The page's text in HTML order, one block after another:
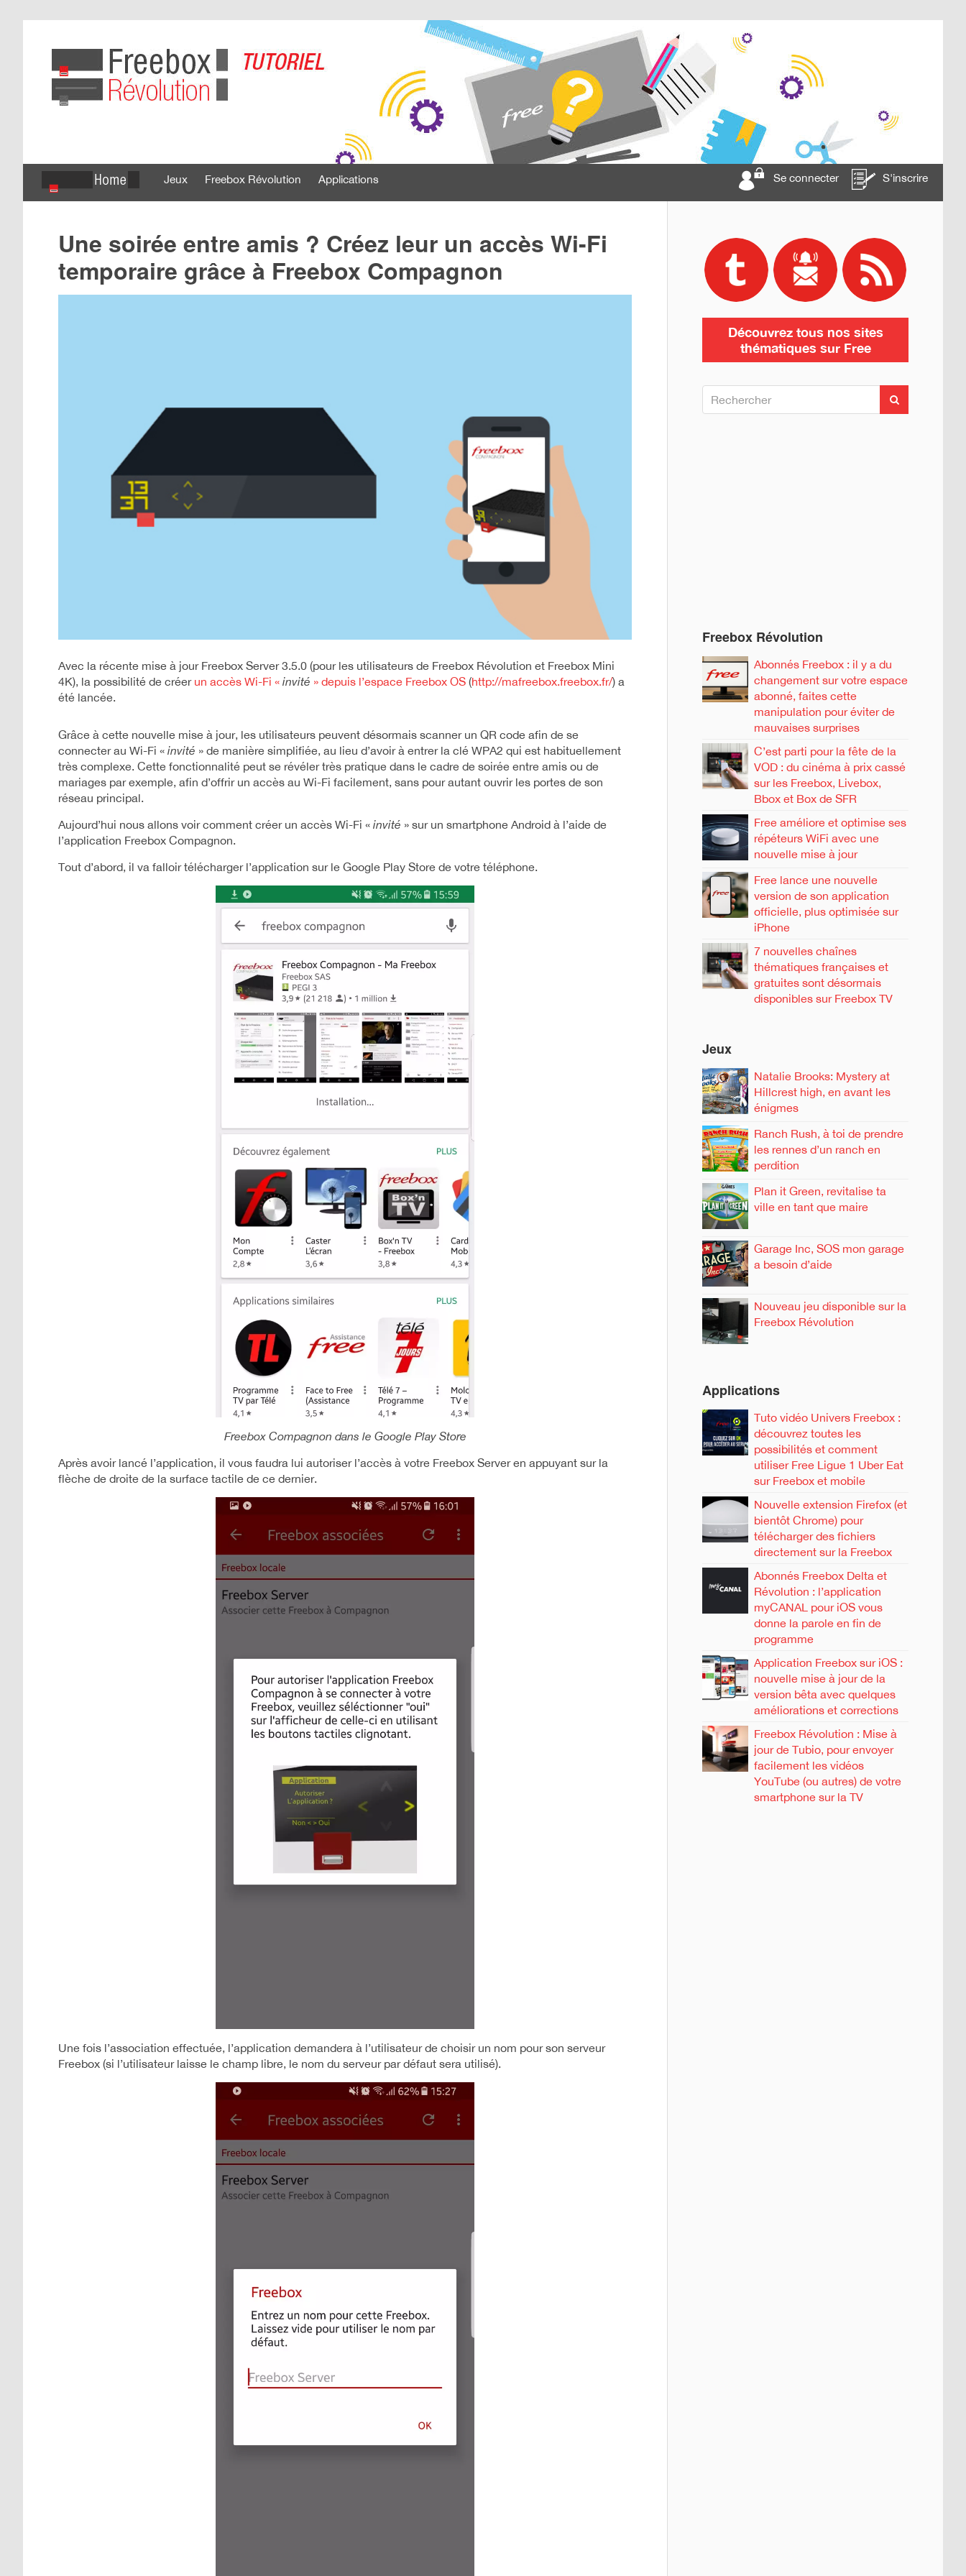
Jeux Freebox Révolution Applications Se connecter S'inscrire
Une soirée entre amis ? Créez leur un accès Wi-Fi
temporaire grâce à Freebox Compagnon
Avec la récente mise à jour Freebox Server 3.5.0 (pour les utilisateurs de Freebox Révolution et Freebox Mini
4K), la possibilité de créer un accès Wi-Fi « invité » depuis l’espace Freebox OS (http://mafreebox.freebox.fr/) a
été lancée.
Grâce à cette nouvelle mise à jour, les utilisateurs peuvent désormais scanner un QR code afin de se
connecter au Wi-Fi « invité » de manière simplifiée, au lieu d’avoir à entrer la clé WPA2 qui est habituellement
très complexe. Cette fonctionnalité peut se révéler très pratique dans le cadre de soirée entre amis ou de
mariages par exemple, afin d’offrir un accès au Wi-Fi facilement, sans pour autant ouvrir les portes de son
réseau principal.
Aujourd’hui nous allons voir comment créer un accès Wi-Fi « invité » sur un smartphone Android à l’aide de
l’application Freebox Compagnon.
Tout d’abord, il va falloir télécharger l’application sur le Google Play Store de votre téléphone.
Freebox Compagnon dans le Google Play Store
Après avoir lancé l’application, il vous faudra lui autoriser l’accès à votre Freebox Server en appuyant sur la
flèche de droite de la surface tactile de ce dernier.
Une fois l’association effectuée, l’application demandera à l’utilisateur de choisir un nom pour son serveur
Freebox (si l’utilisateur laisse le champ libre, le nom du serveur par défaut sera utilisé).
Découvrez tous nos sites
thématiques sur Free
Freebox Révolution
Abonnés Freebox : il y a du
changement sur votre espace
abonné, faites cette
manipulation pour éviter de
mauvaises surprises
C’est parti pour la fête de la
VOD : du cinéma à prix cassé
sur les Freebox, Livebox,
Bbox et Box de SFR
Free améliore et optimise ses
répéteurs WiFi avec une
nouvelle mise à jour
Free lance une nouvelle
version de son application
officielle, plus optimisée sur
iPhone
7 nouvelles chaînes
thématiques françaises et
gratuites sont désormais
disponibles sur Freebox TV
Jeux
Natalie Brooks: Mystery at
Hillcrest high, en avant les
énigmes
Ranch Rush, à toi de prendre
les rennes d’un ranch en
perdition
Plan it Green, revitalise ta
ville en tant que maire
Garage Inc, SOS mon garage
a besoin d’aide
Nouveau jeu disponible sur la
Freebox Révolution
Applications
Tuto vidéo Univers Freebox :
découvrez toutes les
possibilités et comment
utiliser Free Ligue 1 Uber Eat
sur Freebox et mobile
Nouvelle extension Firefox (et
bientôt Chrome) pour
télécharger des fichiers
directement sur la Freebox
Abonnés Freebox Delta et
Révolution : l’application
myCANAL pour iOS vous
donne la parole en fin de
programme
Application Freebox sur iOS :
nouvelle mise à jour de la
version bêta avec quelques
améliorations et corrections
Freebox Révolution : Mise à
jour de Tubio, pour envoyer
facilement les vidéos
YouTube (ou autres) de votre
smartphone sur la TV